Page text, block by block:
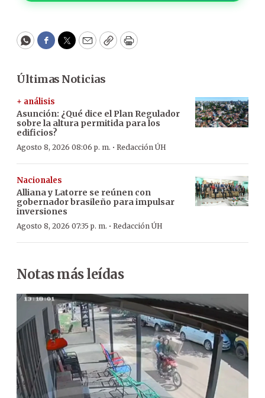
WhatsApp
Facebook
Twitter
EmailCopyPrint
Últimas Noticias
+ análisis
Asunción: ¿Qué dice el Plan Regulador
sobre la altura permitida para los
edificios?
Agosto 8, 2026 08:06 p. m. · Redacción ÚH
Nacionales
Alliana y Latorre se reúnen con
gobernador brasileño para impulsar
inversiones
Agosto 8, 2026 07:35 p. m. · Redacción ÚH
Notas más leídas